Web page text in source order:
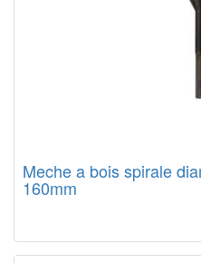
Meche a bois spirale
160mm